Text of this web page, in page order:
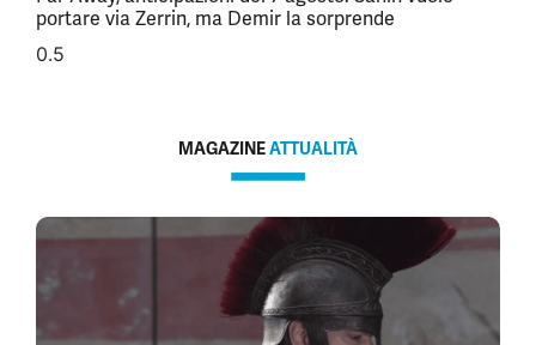
portare via Zerrin, ma Demir la sorprende
MAGAZINEATTUALITÀ